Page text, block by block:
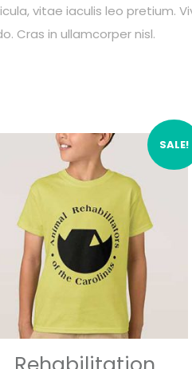
vitae iaculis leo pretium.
Cras in ullamcorper nisl.
SALE!